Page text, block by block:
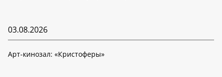
03.08.2026
Арт-кинозал: «Кристоферы»